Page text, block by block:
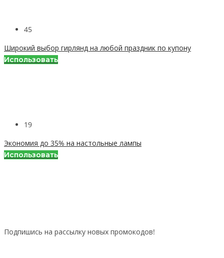
45
Широкий выбор гирлянд на любой праздник по купону
Использовать
19
Экономия до 35% на настольные лампы
Использовать
Подпишись на рассылку новых промокодов!